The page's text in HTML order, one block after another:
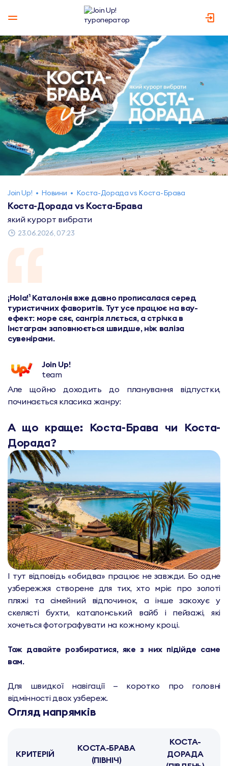
Join Up! • Новини • Коста-Дорада vs Коста-Брава
Коста-Дорада vs Коста-Брава
який курорт вибрати
23.06.2026, 07:23
¡Hola!¹ Каталонія вже давно прописалася серед
туристичних фаворитів. Тут усе працює на вау-
ефект: море сяє, сангрія ллється, а стрічка в
Інстаграм заповнюється швидше, ніж валіза
сувенірами.
Join Up!
team
Але щойно доходить до планування відпустки,
починається класика жанру:
А що краще: Коста-Брава чи Коста-
Дорада?
І тут відповідь «обидва» працює не завжди. Бо одне
узбережжя створене для тих, хто мріє про золоті
пляжі та сімейний відпочинок, а інше закохує у
скелясті бухти, каталонський вайб і пейзажі, які
хочеться фотографувати на кожному кроці.
Тож давайте розбиратися, яке з них підійде саме
вам.
Для швидкої навігації — коротко про головні
відмінності двох узбереж.
Огляд напрямків
КРИТЕРІЙ
КОСТА-БРАВА
(ПІВНІЧ)
КОСТА-
ДОРАДА